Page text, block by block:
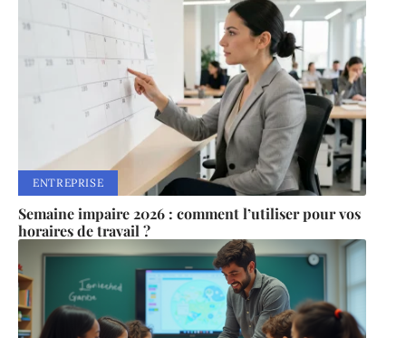
ENTREPRISE
Semaine impaire 2026 : comment l’utiliser pour vos
horaires de travail ?